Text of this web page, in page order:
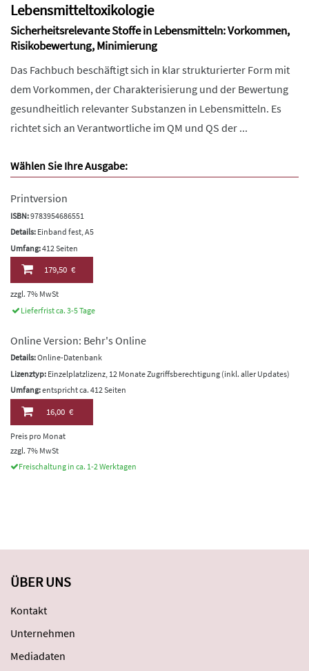
Lebensmitteltoxikologie
Sicherheitsrelevante Stoffe in Lebensmitteln: Vorkommen,
Risikobewertung, Minimierung
Das Fachbuch beschäftigt sich in klar strukturierter Form mit
dem Vorkommen, der Charakterisierung und der Bewertung
gesundheitlich relevanter Substanzen in Lebensmitteln. Es
richtet sich an Verantwortliche im QM und QS der ...
Wählen Sie Ihre Ausgabe:
Printversion
ISBN:9783954686551
Details: Einband fest, A5
Umfang:412 Seiten
179,50 €
zzgl. 7% MwSt
Lieferfrist ca. 3-5 Tage
Online Version: Behr's Online
Details:Online-Datenbank
Lizenztyp: Einzelplatzlizenz, 12 Monate Zugriffsberechtigung (inkl. aller Updates)
Umfang:entspricht ca. 412 Seiten
16,00 €
Preis pro Monat
zzgl. 7% MwSt
Freischaltung in ca. 1-2 Werktagen
ÜBER UNS
Kontakt
Unternehmen
Mediadaten